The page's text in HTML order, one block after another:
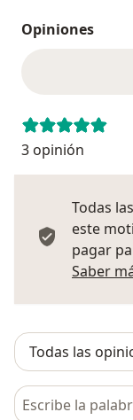
Opiniones
3 opinión
Todas
este
pagar
Saber
Busca en